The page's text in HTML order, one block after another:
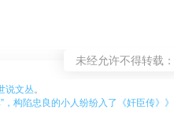
未经允许不得转载：
说文丛。
”，构陷忠良的小人纷纷入了《奸臣传》》